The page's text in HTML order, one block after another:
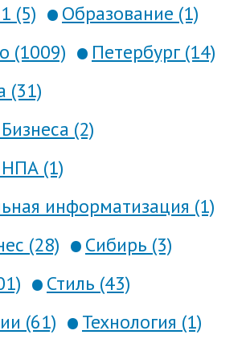
(5)
Образование (1)
(1009)
Петербург (14)
(31)
(2)
(1)
информатизация (1)
(28)
Сибирь (3)
Стиль (43)
(61)
Технология (1)